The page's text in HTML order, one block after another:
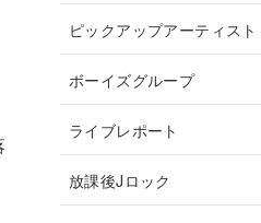
ピックアップアーティスト
ボーイズグループ
ライブレポート
放課後Jロック